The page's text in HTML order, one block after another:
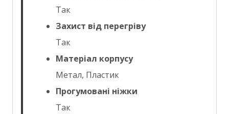
Так
Захист від перегріву
Так
Матеріал корпусу
Метал, Пластик
Прогумовані ніжки
Так